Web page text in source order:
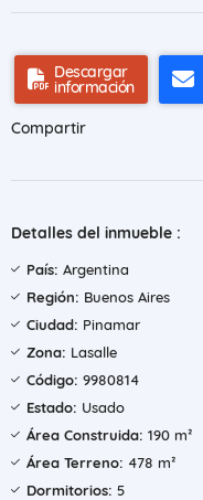
Descargar
información
Compartir
Detalles del inmueble :
País: Argentina
Región: Buenos Aires
Ciudad: Pinamar
Zona: Lasalle
Código: 9980814
Estado: Usado
Área Construida: 190 m²
Área Terreno: 478 m²
Dormitorios: 5